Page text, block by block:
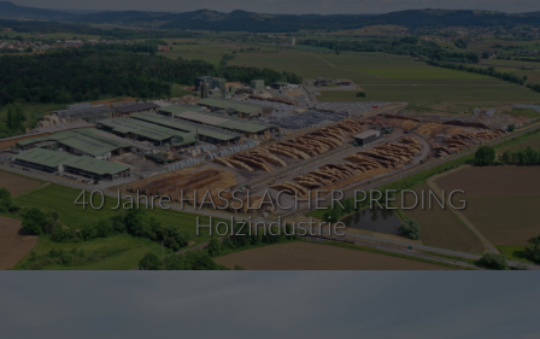
40 Jahre HASSLACHER PREDING
Holzindustrie